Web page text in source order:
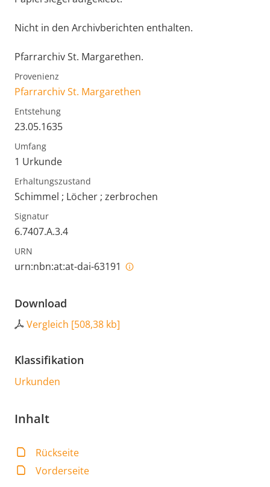
Nicht in den Archivberichten enthalten.
Pfarrarchiv St. Margarethen.
Provenienz
Pfarrarchiv St. Margarethen
Entstehung
23.05.1635
Umfang
1 Urkunde
Erhaltungszustand
Schimmel ; Löcher ; zerbrochen
Signatur
6.7407.A.3.4
URN
urn:nbn:at:at-dai-63191
Download
Vergleich [508,38 kb]
Klassifikation
Urkunden
Inhalt
Rückseite
Vorderseite